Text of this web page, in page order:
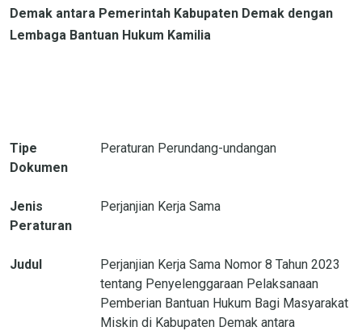
Demak antara Pemerintah Kabupaten Demak dengan
Lembaga Bantuan Hukum Kamilia
Tipe
Dokumen
Peraturan Perundang-undangan
Jenis
Peraturan
Perjanjian Kerja Sama
Judul
Perjanjian Kerja Sama Nomor 8 Tahun 2023
tentang Penyelenggaraan Pelaksanaan
Pemberian Bantuan Hukum Bagi Masyarakat
Miskin di Kabupaten Demak antara